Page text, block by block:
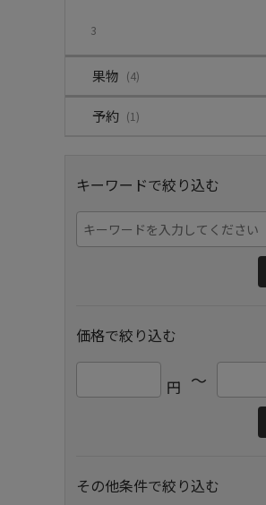
3
果物 (4)
予約 (1)
キーワードで絞り込む
価格で絞り込む
円 ～
その他条件で絞り込む